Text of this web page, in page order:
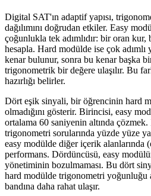
Digital SAT'ın adaptif yapısı,
dağılımını doğrudan etkiler. Easy
çoğunlukla tek adımlıdır: bir oran
hesapla. Hard modülde ise çok adımlı
kenar bulunur, sonra bu kenar başka
trigonometrik bir değere ulaşılır. Bu
hazırlığı belirler.
Dört eşik sinyali, bir öğrencinin hard
olmadığını gösterir. Birincisi, easy
ortalama 60 saniyenin altında
trigonometri sorularında yüzde yüze
easy modülde diğer içerik alanlarında
performans. Dördüncüsü, easy
yönetiminin bozulmaması. Bu dört
hard modülde trigonometri yoğunluğu
bandına daha rahat ulaşır.